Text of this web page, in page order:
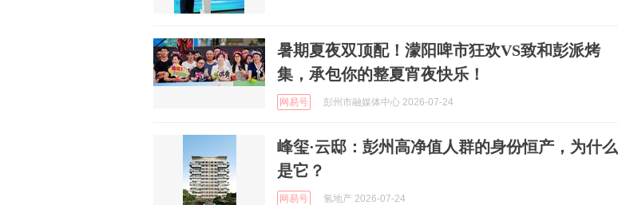
暑期夏夜双顶配！濛阳啤市狂欢VS致和彭派烤
集，承包你的整夏宵夜快乐！
网易号 彭州市融媒体中心 2026-07-24
峰玺·云邸：彭州高净值人群的身份恒产，为什么
是它？
网易号 氢地产 2026-07-24